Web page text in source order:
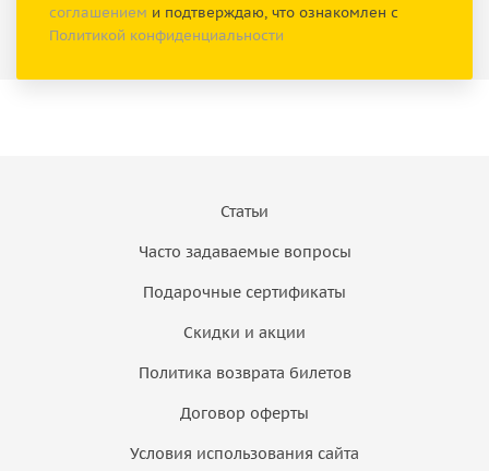
соглашением и подтверждаю, что ознакомлен с
Политикой конфиденциальности
Статьи
Часто задаваемые вопросы
Подарочные сертификаты
Скидки и акции
Политика возврата билетов
Договор оферты
Условия использования сайта